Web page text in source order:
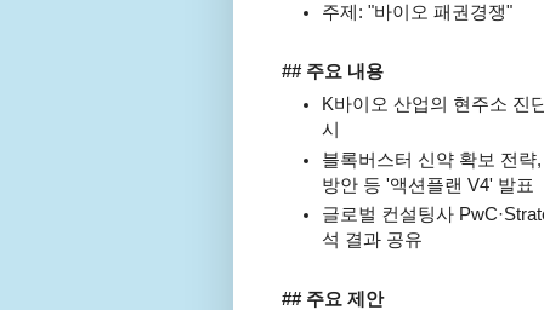
주제: "바이오 패권경쟁"
## 주요 내용
K바이오 산업의 현주소 진
시
블록버스터 신약 확보 전
방안 등 '액션플랜 V4' 발표
글로벌 컨설팅사
석 결과 공유
## 주요 제안